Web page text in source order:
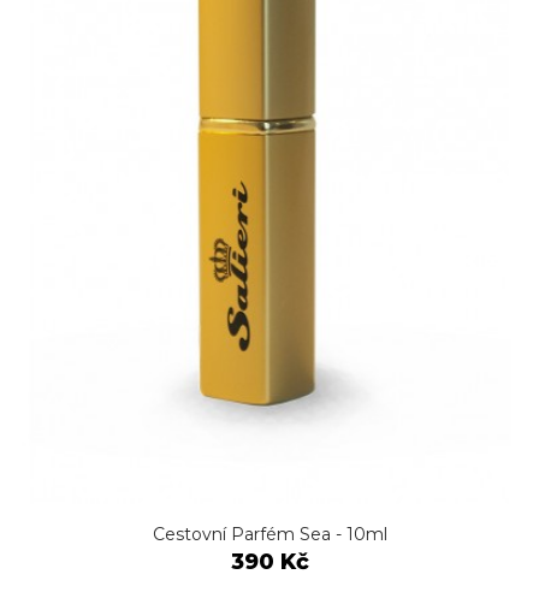
Cestovní Parfém Sea - 10ml
390 Kč